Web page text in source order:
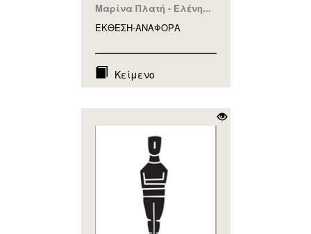
Μαρίνα Πλατή - Ελένη...
ΕΚΘΕΣΗ-ΑΝΑΦΟΡA
Κείμενο